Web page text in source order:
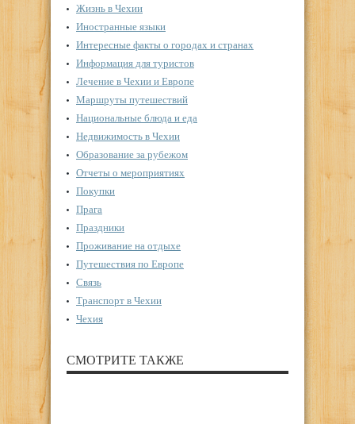
Жизнь в Чехии
Иностранные языки
Интересные факты о городах и странах
Информация для туристов
Лечение в Чехии и Европе
Маршруты путешествий
Национальные блюда и еда
Недвижимость в Чехии
Образование за рубежом
Отчеты о мероприятиях
Покупки
Прага
Праздники
Проживание на отдыхе
Путешествия по Европе
Связь
Транспорт в Чехии
Чехия
СМОТРИТЕ ТАКЖЕ